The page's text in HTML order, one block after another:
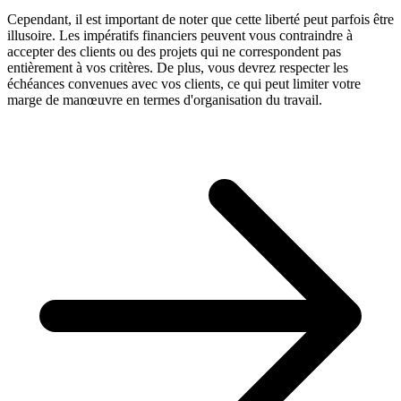
Cependant, il est important de noter que cette liberté peut parfois être
illusoire. Les impératifs financiers peuvent vous contraindre à
accepter des clients ou des projets qui ne correspondent pas
entièrement à vos critères. De plus, vous devrez respecter les
échéances convenues avec vos clients, ce qui peut limiter votre
marge de manœuvre en termes d'organisation du travail.